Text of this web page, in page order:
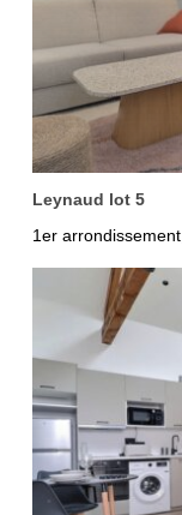
Leynaud lot 5
1er arrondissement